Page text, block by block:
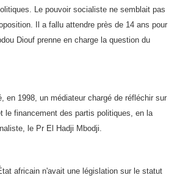
Le pouvoir socialiste ne semblait pas
Il a fallu attendre près de 14 ans pour
Diouf prenne en charge la question du
en 1998, un médiateur chargé de réfléchir sur
le financement des partis politiques, en la
le Pr El Hadji Mbodji.
africain n'avait une législation sur le statut